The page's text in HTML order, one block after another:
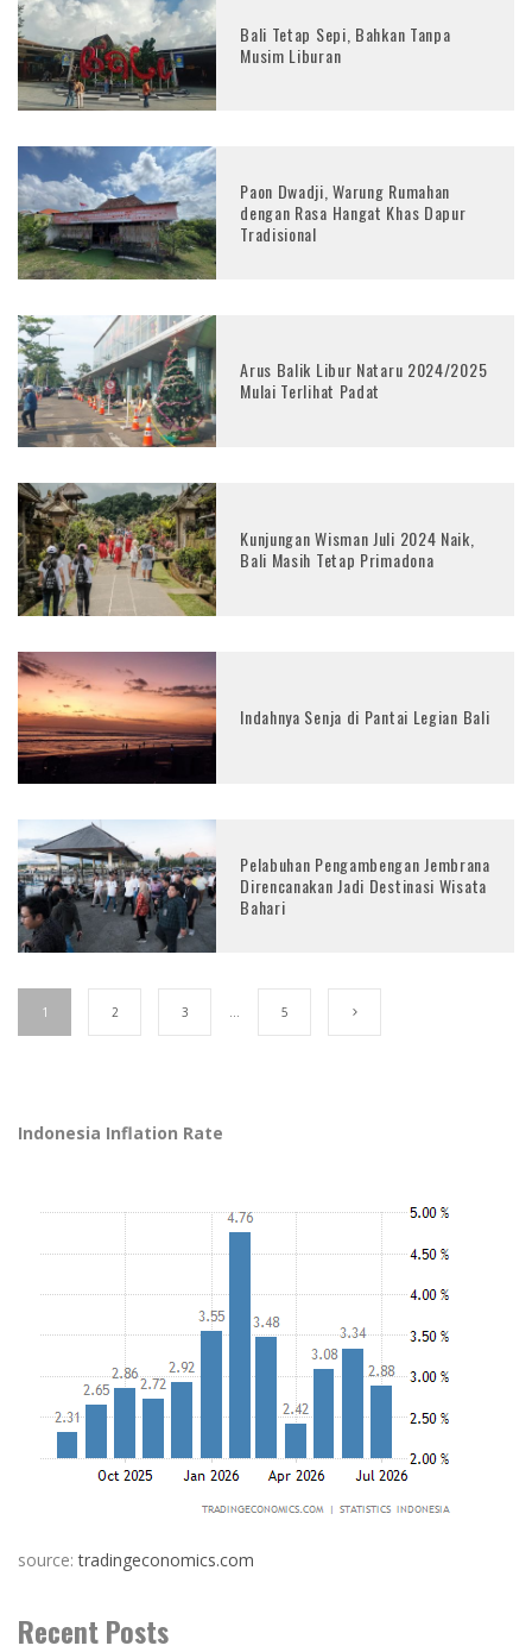
Bali Tetap Sepi, Bahkan Tanpa
Musim Liburan
Paon Dwadji, Warung Rumahan
dengan Rasa Hangat Khas Dapur
Tradisional
Arus Balik Libur Nataru 2024/2025
Mulai Terlihat Padat
Kunjungan Wisman Juli 2024 Naik,
Bali Masih Tetap Primadona
Indahnya Senja di Pantai Legian Bali
Pelabuhan Pengambengan Jembrana
Direncanakan Jadi Destinasi Wisata
Bahari
1 2 3 5
Indonesia Inflation Rate
source:tradingeconomics.com
Recent Posts